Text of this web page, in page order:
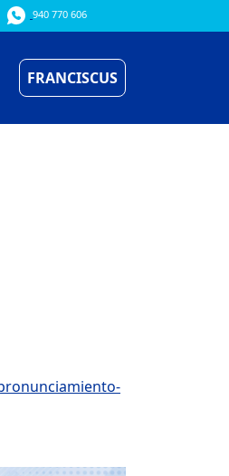
940 770 606
FRANCISCUS